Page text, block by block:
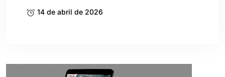
14 de abril de 2026